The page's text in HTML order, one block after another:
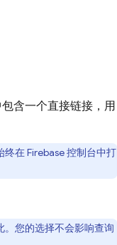
含一个直接链接，用
终在 Firebase 控制台中打
您的选择不会影响查询